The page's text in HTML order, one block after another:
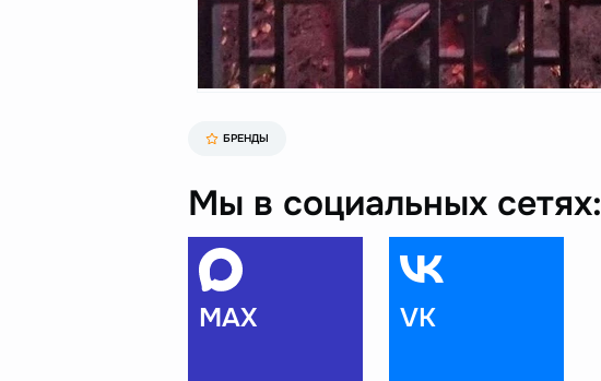
БРЕНДЫ
Мы в социальных сетях:
MAX VK